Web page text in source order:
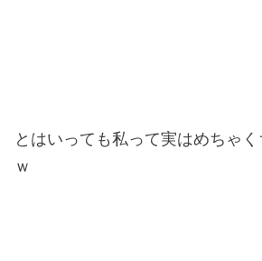
とはいっても私って実はめちゃ
ｗ